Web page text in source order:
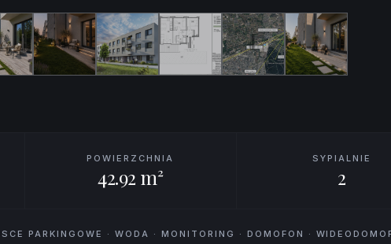
POWIERZCHNIA
42.92 m²
SYPIALNIE
2
PARKINGOWE · WODA · MONITORING · DOMOFON ·